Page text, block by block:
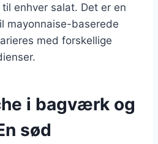
enhver salat. Det er en
mayonnaise-baserede
med forskellige
i bagværk og
sød